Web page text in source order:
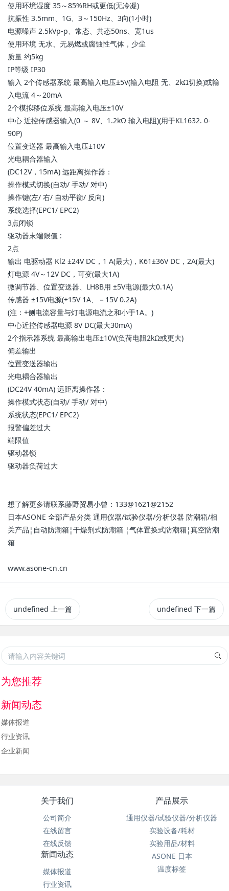
使用环境湿度 35～85%RH或更低(无冷凝)
抗振性 3.5mm、1G、3～150Hz、3向(1小时)
电源噪声 2.5kVp-p、常态、共态50ns、宽1us
使用环境 无水、无易燃或腐蚀性气体，少尘
质量 约5kg
IP等级 IP30
输入 2个传感器系统 最高输入电压±5V(输入电阻 无、2kΩ切换)或输
入电流 4～20mA
2个模拟移位系统 最高输入电压±10V
中心 近控传感器输入(0 ～ 8V、1.2kΩ 输入电阻)(用于KL1632. 0-
90P)
位置变送器 最高输入电压±10V
光电耦合器输入
(DC12V，15mA) 远距离操作器：
操作模式切换(自动/ 手动/ 对中)
操作键(左/ 右/ 自动平衡/ 反向)
系统选择(EPC1/ EPC2)
3点闭锁
驱动器末端限值 :
2点
输出 电驱动器 Kl2 ±24V DC，1 A(最大)，K61±36V DC，2A(最大)
灯电源 4V～12V DC，可变(最大1A)
微调节器、位置变送器、LH8B用 ±5V电源(最大0.1A)
传感器 ±15V电源(+15V 1A、－15V 0.2A)
(注：+侧电流容量与灯电源电流之和小于1A。)
中心近控传感器电源 8V DC(最大30mA)
2个指示器系统 最高输出电压±10V(负荷电阻2kΩ或更大)
偏差输出
位置变送器输出
光电耦合器输出
(DC24V 40mA) 远距离操作器：
操作模式状态(自动/ 手动/ 对中)
系统状态(EPC1/ EPC2)
报警偏差过大
端限值
驱动器锁
驱动器负荷过大
想了解更多请联系藤野贸易小曾：133@1621@2152
日本ASONE 全部产品分类 通用仪器/试验仪器/分析仪器 防潮箱/相
关产品¦自动防潮箱¦干燥剂式防潮箱 ¦气体置换式防潮箱¦真空防潮
箱
www.asone-cn.cn
undefined 上一篇 undefined 下一篇
为您推荐
新闻动态
媒体报道
行业资讯
企业新闻
关于我们
公司简介
在线留言
在线反馈
产品展示
通用仪器/试验仪器/分析仪器
实验设备/耗材
实验用品/材料
ASONE 日本
温度标签
新闻动态
媒体报道
行业资讯